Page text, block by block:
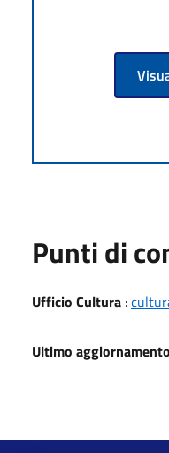
Punti di
Ufficio Cultura :
Ultimo aggiornamento